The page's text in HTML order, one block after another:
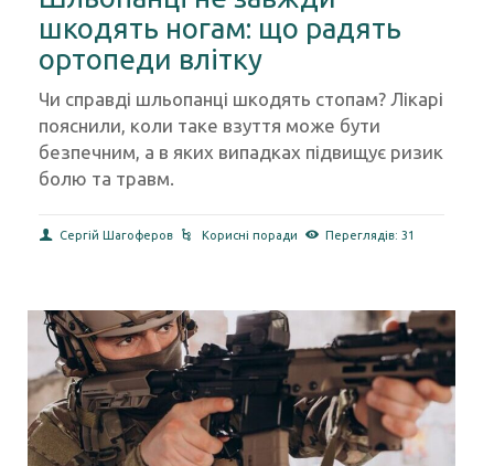
Шльопанці не завжди
шкодять ногам: що радять
ортопеди влітку
Чи справді шльопанці шкодять стопам? Лікарі
пояснили, коли таке взуття може бути
безпечним, а в яких випадках підвищує ризик
болю та травм.